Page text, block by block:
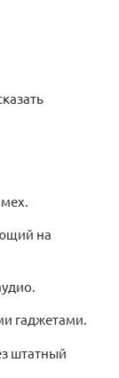
на
гаджетами.
штатный